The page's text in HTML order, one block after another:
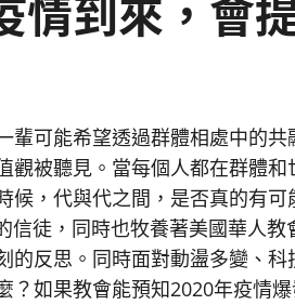
輩可能希望透過群體相處中的
觀被聽見。當每個人都在群體
候，代與代之間，是否真的有
信徒，同時也牧養著美國華人
的反思。同時面對動盪多變、
？如果教會能預知2020年疫情